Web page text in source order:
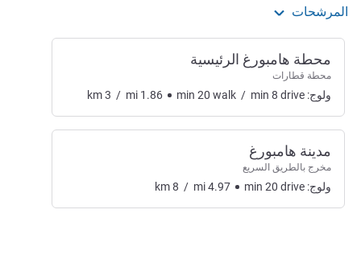
المرشحات
محطة هامبورغ الرئيسية
محطة قطارات
ولوج: km3 / mi 1.86 min 20 walk / min 8 drive
مدينة هامبورغ
مخرج بالطريق السريع
ولوج: km8 / mi4.97 min 20 drive